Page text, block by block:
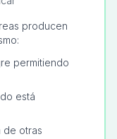
producen
permitiendo
está
de otras